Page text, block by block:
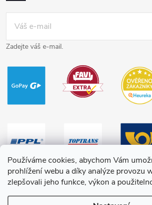
Používáme cookies, abychom Vám
prohlížení webu a díky analýze provozu
zlepšovali jeho funkce, výkon a
Zadejte váš e-mail.